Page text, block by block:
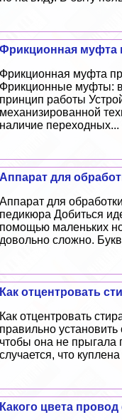
Фрикционная муфта
Фрикционная муфта
Фрикционные муфты:
принцип работы
механизированной
наличие переходных...
Аппарат для
Аппарат для
педикюра Добиться
помощью маленьких
довольно сложно.
Как отцентровать
Как отцентровать
правильно
чтобы она не прыгала
случается, что
Какого цвета